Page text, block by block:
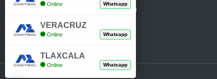
Poniente. 7 469, Centro, 94370
Orizaba, Veracruz
Online Whatsapp
VERACRUZ
Online Whatsapp
TLAXCALA
Online Whatsapp